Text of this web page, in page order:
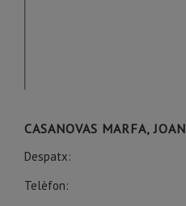
CASANOVAS MARFA, JOAN
Despatx:
Telèfon: